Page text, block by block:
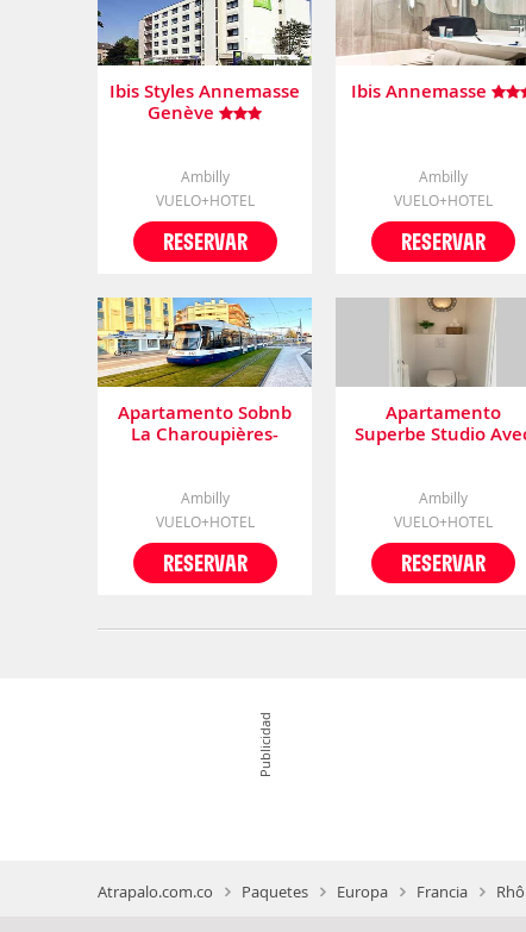
Ibis Styles Annemasse
Genève
Ambilly
VUELO+HOTEL
RESERVAR
Ibis Annemasse
Ambilly
VUELO+HOTEL
RESERVAR
Apartamento Sobnb
La Charoupières-
Ambilly
VUELO+HOTEL
RESERVAR
Apartamento
Superbe Studio
Ambilly
VUELO+HOTEL
RESERVAR
Publicidad
Atrapalo.com.co Paquetes Europa Francia